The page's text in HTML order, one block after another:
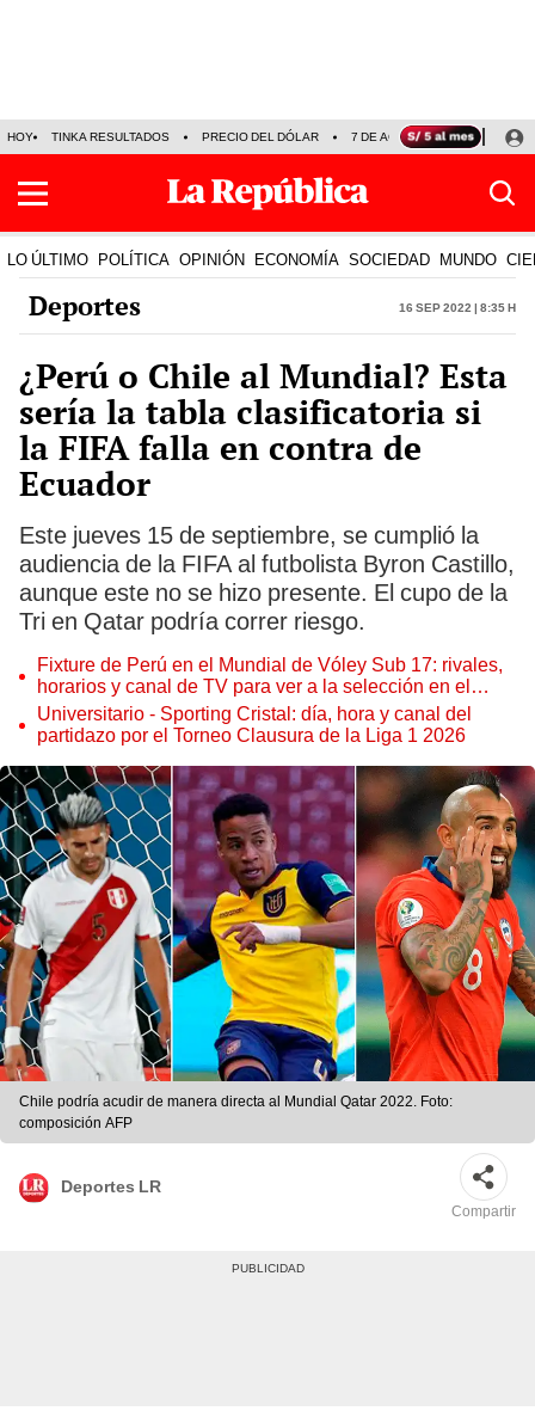
HOY TINKA RESULTADOS PRECIO DEL DÓLAR 7 DE AGOSTO OLLANTA
LO ÚLTIMO POLÍTICA OPINIÓN ECONOMÍA SOCIEDAD MUNDO
Deportes 16 Sep 2022 | 8:35 h
¿Perú o Chile al Mundial? Esta
sería la tabla clasificatoria si
la FIFA falla en contra de
Ecuador
Este jueves 15 de septiembre, se cumplió la
audiencia de la FIFA al futbolista Byron Castillo,
aunque este no se hizo presente. El cupo de la
Tri en Qatar podría correr riesgo.
Fixture de Perú en el Mundial de Vóley Sub 17: rivales,
horarios y canal de TV para ver a la selección en el
torneo
Universitario - Sporting Cristal: día, hora y canal del
partidazo por el Torneo Clausura de la Liga 1 2026
Chile podría acudir de manera directa al Mundial Qatar 2022. Foto:
composición AFP
Deportes LR
Compartir